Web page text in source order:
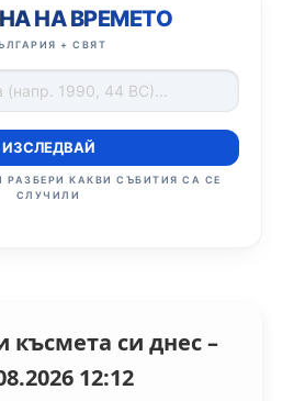
НА ВРЕМЕТО
+ СВЯТ
ИЗСЛЕДВАЙ
КАКВИ СЪБИТИЯ СА СЕ
СЛУЧИЛИ
късмета си днес –
12:12